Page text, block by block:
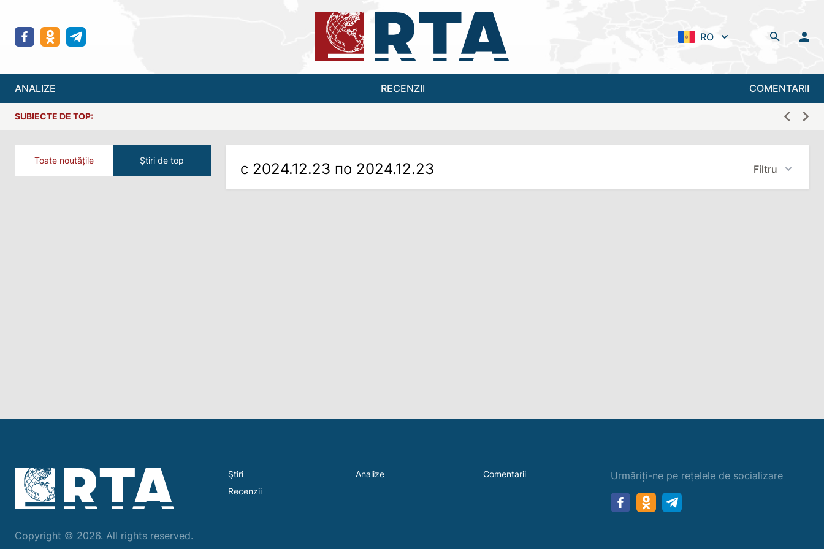
RO
ANALIZE RECENZII COMENTARII
SUBIECTE DE TOP:
Toate noutățile Știri de top с 2024.12.23 по 2024.12.23 Filtru
Copyright © 2026. All rights reserved.
Ştiri Analize
Comentarii
Recenzii
Urmăriți-ne pe rețelele de socializare